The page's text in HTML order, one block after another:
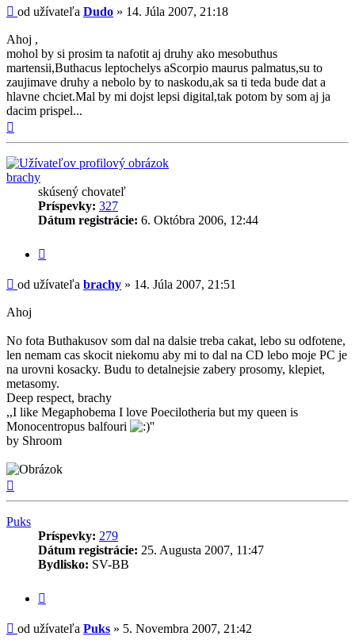
Príspevok
od užívateľa Dudo » 14. Júla 2007, 21:18
Ahoj ,
mohol by si prosim ta nafotit aj druhy ako mesobuthus
martensii,Buthacus leptochelys aScorpio maurus palmatus,su to
zaujimave druhy a nebolo by to naskodu,ak sa ti teda bude dat a
hlavne chciet.Mal by mi dojst lepsi digital,tak potom by som aj ja
dacim prispel...
brachy
skúsený chovateľ
Príspevky: 327
Dátum registrácie: 6. Októbra 2006, 12:44
Príspevok
od užívateľa brachy » 14. Júla 2007, 21:51
Ahoj
No fota Buthakusov som dal na dalsie treba cakat, lebo su odfotene,
len nemam cas skocit niekomu aby mi to dal na CD lebo moje PC je
na urovni kosacky. Budu to detalnejsie zabery prosomy, klepiet,
metasomy.
Deep respect, brachy
,,I like Megaphobema I love Poecilotheria but my queen is
Monocentropus balfouri
''
by Shroom
Puks
Príspevky: 279
Dátum registrácie: 25. Augusta 2007, 11:47
Bydlisko: SV-BB
Príspevok
od užívateľa Puks » 5. Novembra 2007, 21:42